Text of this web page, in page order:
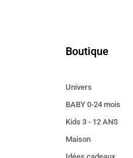
Boutique
Univers
BABY 0-24 mois
Kids 3 - 12 ANS
Maison